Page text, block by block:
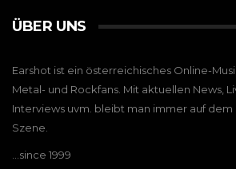
ÜBER UNS
Earshot ist ein österreichisches Online-
Metal- und Rockfans. Mit aktuellen News,
Interviews uvm. bleibt man immer auf
Szene.
…since 1999